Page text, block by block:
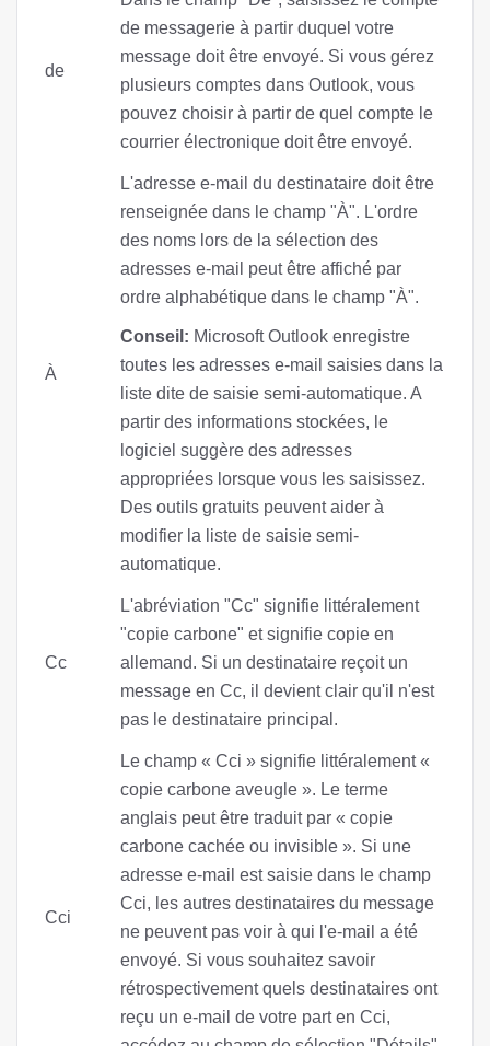
de
de messagerie à partir duquel votre
message doit être envoyé. Si vous gérez
plusieurs comptes dans Outlook, vous
pouvez choisir à partir de quel compte le
courrier électronique doit être envoyé.
À
L'adresse e-mail du destinataire doit être
renseignée dans le champ "À". L'ordre
des noms lors de la sélection des
adresses e-mail peut être affiché par
ordre alphabétique dans le champ "À".
Conseil: Microsoft Outlook enregistre
toutes les adresses e-mail saisies dans la
liste dite de saisie semi-automatique. A
partir des informations stockées, le
logiciel suggère des adresses
appropriées lorsque vous les saisissez.
Des outils gratuits peuvent aider à
modifier la liste de saisie semi-
automatique.
Cc
L'abréviation "Cc" signifie littéralement
"copie carbone" et signifie copie en
allemand. Si un destinataire reçoit un
message en Cc, il devient clair qu'il n'est
pas le destinataire principal.
Cci
Le champ « Cci » signifie littéralement «
copie carbone aveugle ». Le terme
anglais peut être traduit par « copie
carbone cachée ou invisible ». Si une
adresse e-mail est saisie dans le champ
Cci, les autres destinataires du message
ne peuvent pas voir à qui l'e-mail a été
envoyé. Si vous souhaitez savoir
rétrospectivement quels destinataires ont
reçu un e-mail de votre part en Cci,